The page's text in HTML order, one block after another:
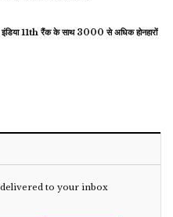
11th रैंक के साथ 3000 से अधिक होनहारों
to your inbox